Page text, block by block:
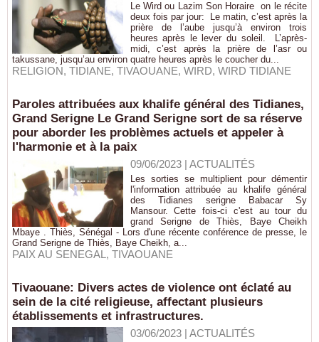
Le Wird ou Lazim Son Horaire on le récite
deux fois par jour: Le matin, c’est après la
prière de l’aube jusqu’à environ trois
heures après le lever du soleil. L’après-
midi, c’est après la prière de l’asr ou
takussane, jusqu’au environ quatre heures après le coucher du...
RELIGION, TIDIANE, TIVAOUANE, WIRD, WIRD TIDIANE
Paroles attribuées aux khalife général des Tidianes,
Grand Serigne Le Grand Serigne sort de sa réserve
pour aborder les problèmes actuels et appeler à
l'harmonie et à la paix
09/06/2023| ACTUALITÉS
Les sorties se multiplient pour démentir
l'information attribuée au khalife général
des Tidianes serigne Babacar Sy
Mansour. Cette fois-ci c'est au tour du
grand Serigne de Thiès, Baye Cheikh
Mbaye . Thiès, Sénégal - Lors d'une récente conférence de presse, le
Grand Serigne de Thiès, Baye Cheikh, a...
PAIX AU SENEGAL , TIVAOUANE
Tivaouane: Divers actes de violence ont éclaté au
sein de la cité religieuse, affectant plusieurs
établissements et infrastructures.
03/06/2023| ACTUALITÉS